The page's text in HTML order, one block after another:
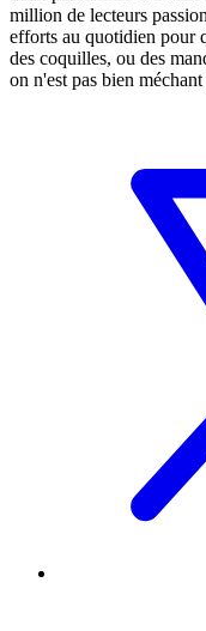
million de lecteurs
efforts au quotidien pour
des coquilles, ou des
on n'est pas bien méchant